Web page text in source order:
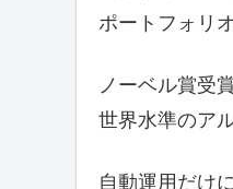
ポートフォリ
ノーベル賞受
世界水準のア
自動運用だけ